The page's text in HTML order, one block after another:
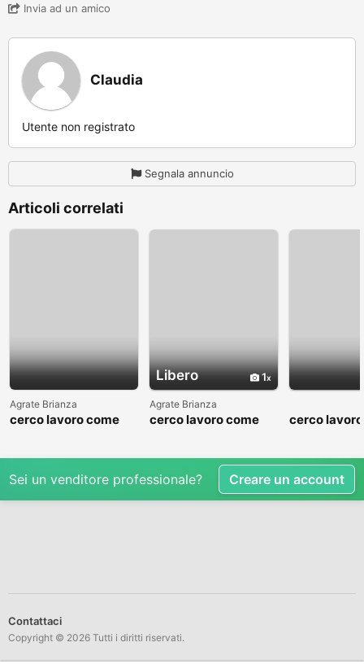
Invia ad un amico
Claudia
Utente non registrato
Segnala annuncio
Articoli correlati
Agrate Brianza
cerco lavoro come
Libero 1
Agrate Brianza
cerco lavoro come
cerco
Sei un venditore professionale? Creare un account
Contattaci
Copyright © 2026 Tutti i diritti riservati.